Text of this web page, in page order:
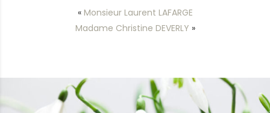
« Monsieur Laurent LAFARGE
Madame Christine DEVERLY »